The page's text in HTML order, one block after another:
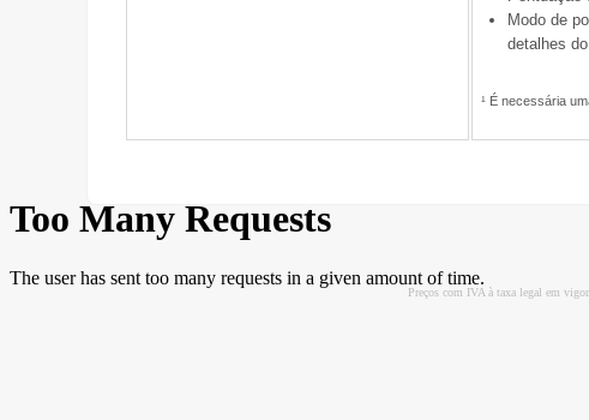
Modo de
detalhes
¹ É necessária
Preços com IVA à taxa legal em